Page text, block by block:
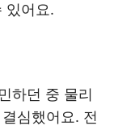
있어요.
하던 중 물리
심했어요. 전